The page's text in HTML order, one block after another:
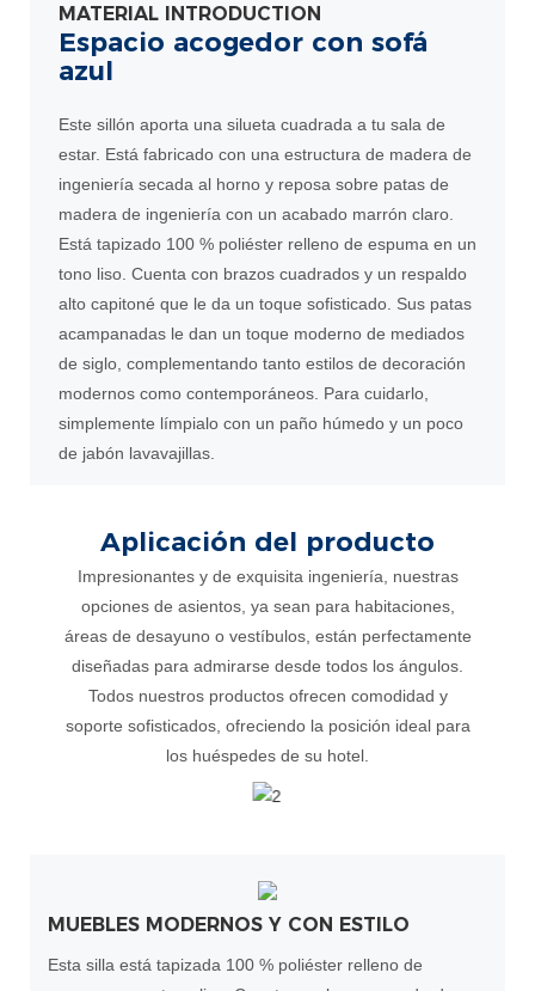
MATERIAL INTRODUCTION
Espacio acogedor con sofá
azul
Este sillón aporta una silueta cuadrada a tu sala de
estar. Está fabricado con una estructura de madera de
ingeniería secada al horno y reposa sobre patas de
madera de ingeniería con un acabado marrón claro.
Está tapizado 100 % poliéster relleno de espuma en un
tono liso. Cuenta con brazos cuadrados y un respaldo
alto capitoné que le da un toque sofisticado. Sus patas
acampanadas le dan un toque moderno de mediados
de siglo, complementando tanto estilos de decoración
modernos como contemporáneos. Para cuidarlo,
simplemente límpialo con un paño húmedo y un poco
de jabón lavavajillas.
Aplicación del producto
Impresionantes y de exquisita ingeniería, nuestras
opciones de asientos, ya sean para habitaciones,
áreas de desayuno o vestíbulos, están perfectamente
diseñadas para admirarse desde todos los ángulos.
Todos nuestros productos ofrecen comodidad y
soporte sofisticados, ofreciendo la posición ideal para
los huéspedes de su hotel.
MUEBLES MODERNOS Y CON ESTILO
Esta silla está tapizada 100 % poliéster relleno de